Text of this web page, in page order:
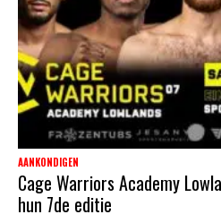
AANKONDIGEN
Cage Warriors Academy
hun 7de editie